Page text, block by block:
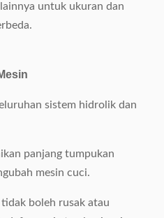
untuk ukuran dan
sistem hidrolik dan
panjang tumpukan
mesin cuci.
boleh rusak atau